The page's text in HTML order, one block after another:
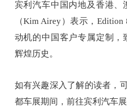
宾利汽车中国内地及香港、
（Kim Airey）表示，
动机的中国客户专属定制，
辉煌历史。
如有兴趣深入了解的读者，
都车展期间，前往宾利汽车展